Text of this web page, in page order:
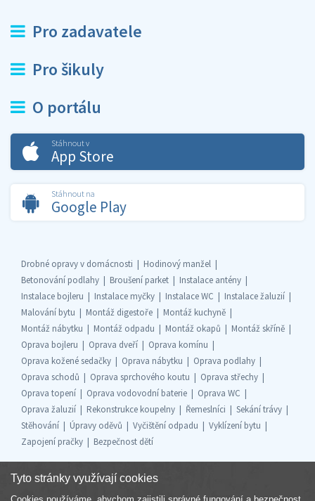
Pro zadavatele
Pro šikuly
O portálu
Stáhnout v
App Store
Stáhnout na
Google Play
Drobné opravy v domácnosti
Hodinový manžel
Betonování podlahy
Broušení parket
Instalace antény
Instalace bojleru
Instalace myčky Instalace WC
Instalace žaluzií
Malování bytu
Montáž digestoře
Montáž kuchyně
Montáž nábytku
Montáž odpadu Montáž okapů
Montáž skříně
Oprava bojleru
Oprava dveří
Oprava komínu
Oprava kožené sedačky
Oprava nábytku
Oprava podlahy
Oprava schodů
Oprava sprchového koutu
Oprava střechy
Oprava topení
Oprava vodovodní baterie
Oprava WC
Oprava žaluzií
Rekonstrukce koupelny Řemeslníci
Sekání trávy
Stěhování
Úpravy oděvů Vyčištění odpadu
Vyklízení bytu
Zapojení pračky
Bezpečnost dětí
Tyto stránky využívají cookies